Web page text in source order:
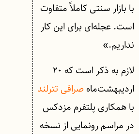
با بازار سنتی کاملاً متفاوت
است. عجله‌ای برای این کار
نداریم.»
لازم به ذکر است که ۲۰
اردیبهشت‌ماهصرافی تترلند
با همکاری پلتفرم مزدکس
در مراسم رونمایی از نسخه